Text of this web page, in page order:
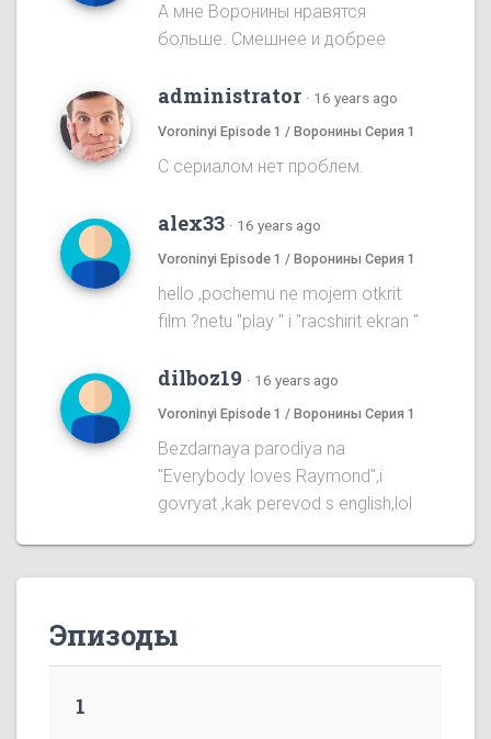
А мне Воронины нравятся
больше. Смешнее и добрее
administrator · 16 years ago
Voroninyi Episode 1 / Воронины Серия 1
С сериалом нет проблем.
alex33 · 16 years ago
Voroninyi Episode 1 / Воронины Серия 1
hello ,pochemu ne mojem otkrit
film ?netu "play " i "racshirit ekran "
dilboz19 · 16 years ago
Voroninyi Episode 1 / Воронины Серия 1
Bezdarnaya parodiya na
''Everybody loves Raymond'',i
govryat ,kak perevod s english,lol
Эпизоды
1